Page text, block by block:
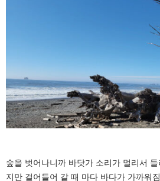
숲을 벗어나니까 바닷가 소리가 멀리서
지만 걸어들어 갈 때 마다 바다가 가까워